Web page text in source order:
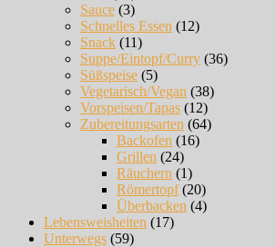
Sauce (3)
Schnelles Essen (12)
Snack (11)
Suppe/Eintopf/Curry (36)
Süßspeise (5)
Vegetarisch/Vegan (38)
Vorspeisen/Tapas (12)
Zubereitungsarten (64)
Backofen (16)
Grillen (24)
Räuchern (1)
Römertopf(20)
Überbacken (4)
Lebensweisheiten (17)
Unterwegs (59)